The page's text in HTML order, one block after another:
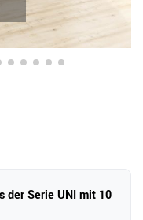
der Serie UNI mit 10